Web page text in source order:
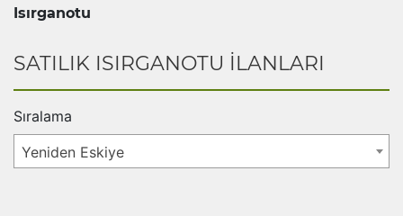
Isırganotu
SATILIK ISIRGANOTU İLANLARI
Sıralama
Yeniden Eskiye